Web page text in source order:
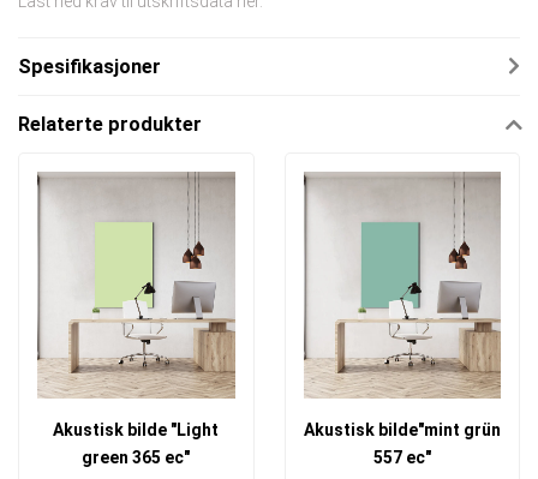
Spesifikasjoner
Relaterte produkter
Akustisk bilde "Light
green 365 ec"
Akustisk bilde"mint grün
557 ec"